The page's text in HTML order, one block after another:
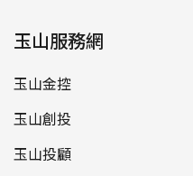
玉山服務網
玉山金控
玉山創投
玉山投顧